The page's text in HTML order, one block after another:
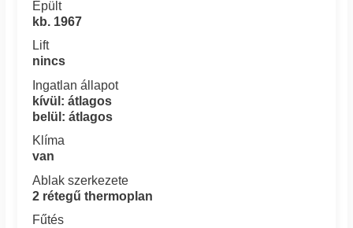
Épült
kb. 1967
Lift
nincs
Ingatlan állapot
kívül: átlagos
belül: átlagos
Klíma
van
Ablak szerkezete
2 rétegű thermoplan
Fűtés